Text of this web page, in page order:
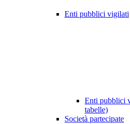
Enti pubblici vigilati
Enti pubblici
tabelle)
Società partecipate